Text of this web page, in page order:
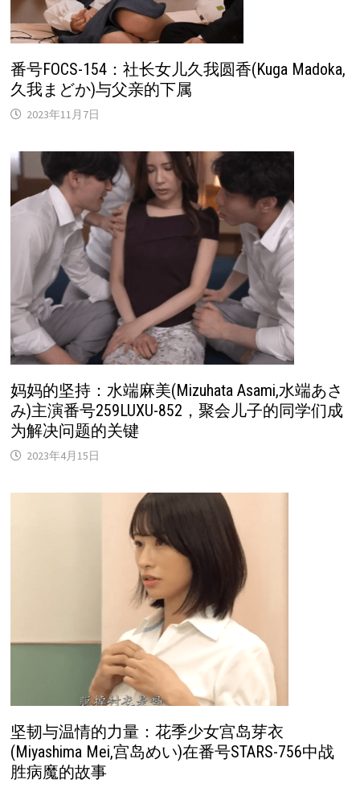
番号FOCS-154：社长女儿久我圆香(Kuga Madoka,
久我まどか)与父亲的下属
2023年11月7日
妈妈的坚持：水端麻美(Mizuhata Asami,水端あさ
み)主演番号259LUXU-852，聚会儿子的同学们成
为解决问题的关键
2023年4月15日
坚韧与温情的力量：花季少女宫岛芽衣
(Miyashima Mei,宫岛めい)在番号STARS-756中战
胜病魔的故事